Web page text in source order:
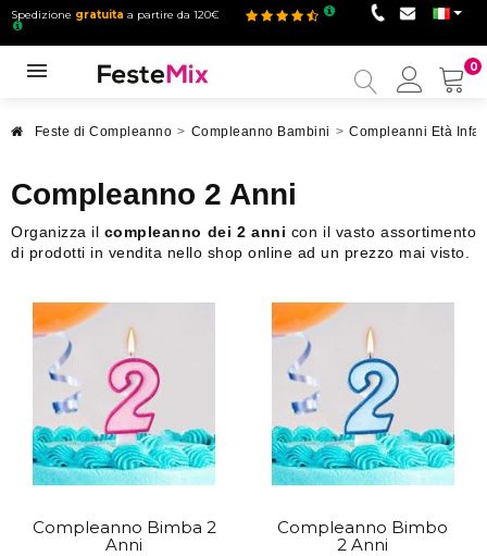
Spedizione gratuita a partire da 120€
0
mio
Feste di Compleanno > Compleanno Bambini > Compleanni Età
Compleanno 2 Anni
Organizza il compleanno dei 2 anni con il vasto assortimento
di prodotti in vendita nello shop online ad un prezzo mai visto.
Compleanno Bimba 2
Anni
Compleanno Bimbo
2 Anni